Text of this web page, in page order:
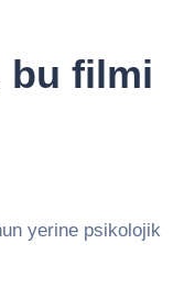
bu filmi
yerine psikolojik